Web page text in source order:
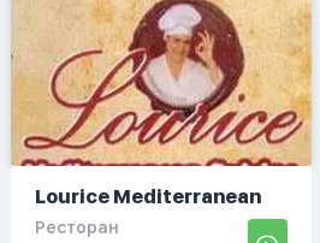
Lourice Mediterranean
Ресторан